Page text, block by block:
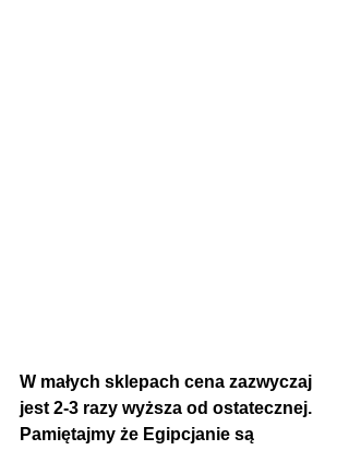
W małych sklepach cena zazwyczaj
jest 2-3 razy wyższa od ostatecznej.
Pamiętajmy że Egipcjanie są